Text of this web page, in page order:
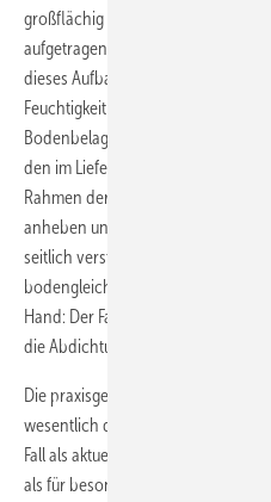
großflächig den Rinnenflansch mit
aufgetragene zweite Dichtschicht
dieses Aufbaus, der so dauerhaft
Feuchtigkeit verhindert. Wie stark
Bodenbelag einschließlich Kleber
den im Lieferumfang enthaltenen
Rahmen der Visign-Duschrinne
anheben und noch bis zu 5 mm
seitlich verstellen. Im Idealfall
bodengleicher Abläufe
Hand: Der Fachhandwerker setzt
die Abdichtung und verlegt die
Die praxisgerechten
wesentlich dazu beigetragen, dass
Fall als ­aktueller Stand der Technik
als für besonders be­anspruchte